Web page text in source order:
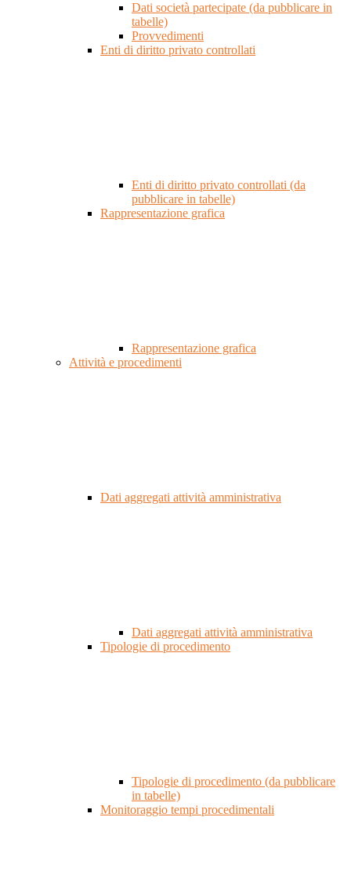
Dati società partecipate (da pubblicare in
tabelle)
Provvedimenti
Enti di diritto privato controllati
Enti di diritto privato controllati (da
pubblicare in tabelle)
Rappresentazione grafica
Rappresentazione grafica
Attività e procedimenti
Dati aggregati attività amministrativa
Dati aggregati attività amministrativa
Tipologie di procedimento
Tipologie di procedimento (da pubblicare
in tabelle)
Monitoraggio tempi procedimentali